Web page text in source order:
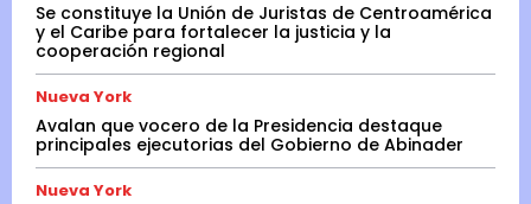
Se constituye la Unión de Juristas de Centroamérica
y el Caribe para fortalecer la justicia y la
cooperación regional
Nueva York
Avalan que vocero de la Presidencia destaque
principales ejecutorias del Gobierno de Abinader
Nueva York